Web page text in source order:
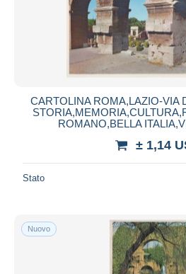
CARTOLINA ROMA,LAZIO-VIA
ROMANO,BELLA
± 1,14
Stato
Nuovo